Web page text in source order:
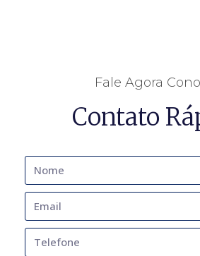
Fale Agora
Contato